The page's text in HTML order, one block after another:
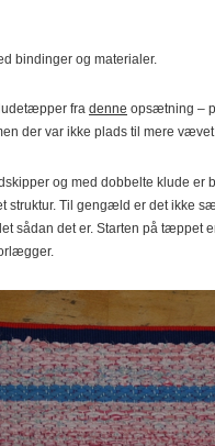
bindinger og materialer.
fra denne opsætning –
der var ikke plads til mere
og med dobbelte klude er
struktur. Til gengæld er det ikke
sådan det er. Starten på tæppet